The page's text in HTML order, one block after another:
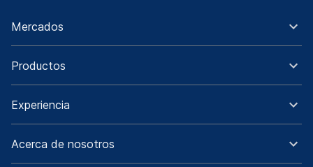
Mercados
Productos
Experiencia
Acerca de nosotros